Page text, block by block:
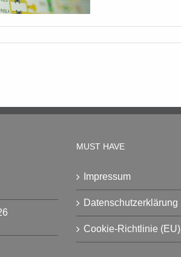
MUST HAVE
Impressum
Datenschutzerklärung
Cookie-Richtlinie (EU)